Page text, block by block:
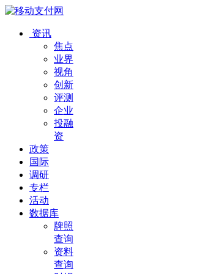
资讯
焦点
业界
视角
创新
评测
企业
投融
资
政策
国际
调研
专栏
活动
数据库
牌照
查询
资料
查询